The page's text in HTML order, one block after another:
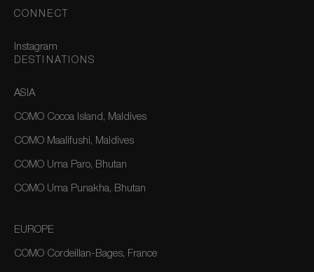
CONNECT
Instagram
DESTINATIONS
ASIA
COMO Cocoa Island, Maldives
COMO Maalifushi, Maldives
COMO Uma Paro, Bhutan
COMO Uma Punakha, Bhutan
EUROPE
COMO Cordeillan-Bages, France